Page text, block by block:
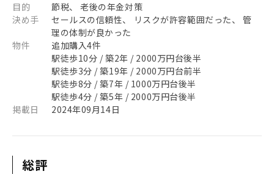
目的
節税、 老後の年金対策
決め手
セールスの信頼性、 リスクが許容範囲だった、 管
理の体制が良かった
物件
追加購入4件
駅徒歩10分 / 築2年 / 2000万円台後半
駅徒歩3分 / 築19年 / 2000万円台前半
駅徒歩8分 / 築7年 / 1000万円台後半
駅徒歩4分 / 築5年 / 2000万円台後半
掲載日
2024年09月14日
総評